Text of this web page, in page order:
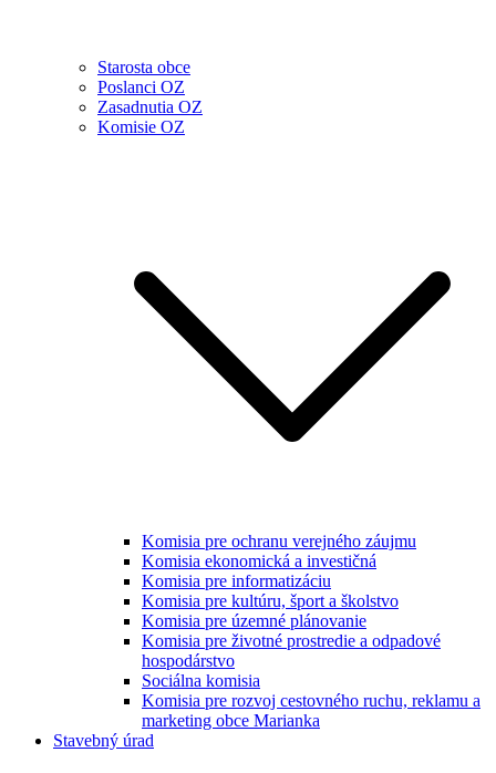
Starosta obce
Poslanci OZ
Zasadnutia OZ
Komisie OZ
Komisia pre ochranu verejného záujmu
Komisia ekonomická a investičná
Komisia pre informatizáciu
Komisia pre kultúru, šport a školstvo
Komisia pre územné plánovanie
Komisia pre životné prostredie a odpadové
hospodárstvo
Sociálna komisia
Komisia pre rozvoj cestovného ruchu, reklamu a
marketing obce Marianka
Stavebný úrad